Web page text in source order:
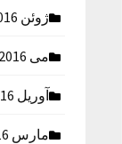
ژوئن 2016
می 2016
آوریل 2016
مارس 2016